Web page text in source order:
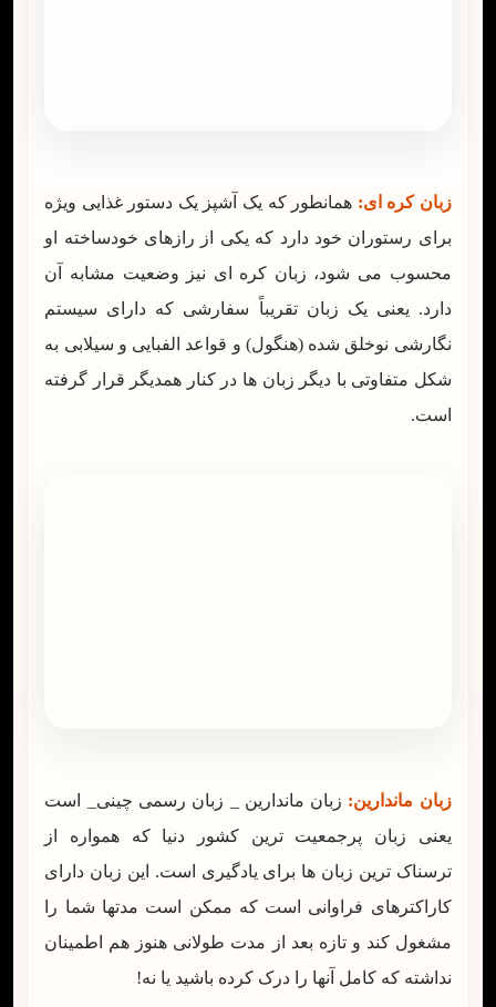
زبان کره ای: همانطور که یک آشپز یک دستور غذایی ویژه
برای رستوران خود دارد که یکی از رازهای خودساخته او
محسوب می شود، زبان کره ای نیز وضعیت مشابه آن
دارد. یعنی یک زبان تقریباً سفارشی که دارای سیستم
نگارشی نوخلق شده (هنگول) و قواعد الفبایی و سیلابی به
شکل متفاوتی با دیگر زبان ها در کنار همدیگر قرار گرفته
است.
زبان ماندارین: زبان ماندارین _ زبان رسمی چینی_ است
یعنی زبان پرجمعیت ترین کشور دنیا که همواره از
ترسناک ترین زبان ها برای یادگیری است. این زبان دارای
کاراکترهای فراوانی است که ممکن است مدتها شما را
مشغول کند و تازه بعد از مدت طولانی هنوز هم اطمینان
نداشته که کامل آنها را درک کرده باشید یا نه!